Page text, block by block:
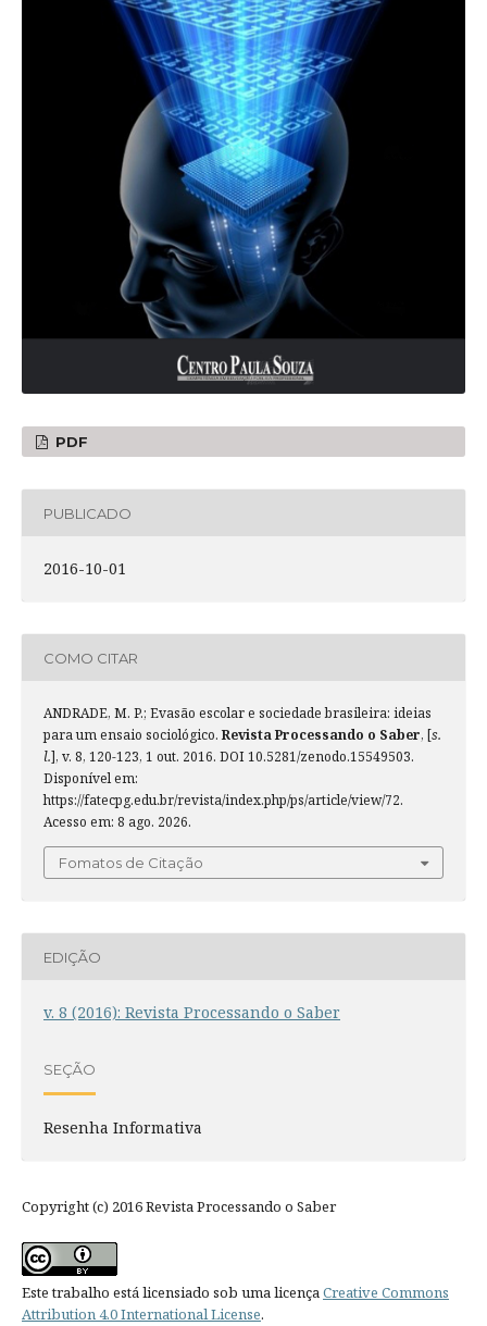
PDF
PUBLICADO
2016-10-01
COMO CITAR
ANDRADE, M. P.; Evasão escolar e sociedade brasileira: ideias
para um ensaio sociológico. Revista Processando o Saber, [s.
l.], v. 8, 120-123, 1 out. 2016. DOI 10.5281/zenodo.15549503.
Disponível em:
https://fatecpg.edu.br/revista/index.php/ps/article/view/72.
Acesso em: 8 ago. 2026.
Fomatos de Citação
EDIÇÃO
v. 8 (2016): Revista Processando o Saber
SEÇÃO
Resenha Informativa
Copyright (c) 2016 Revista Processando o Saber
Este trabalho está licensiado sob uma licençaCreative Commons
Attribution 4.0 International License.